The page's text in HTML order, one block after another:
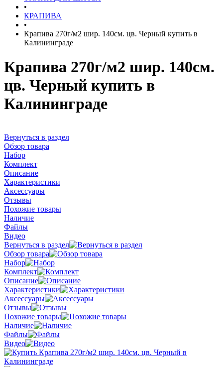
•
КРАПИВА
•
Крапива 270г/м2 шир. 140см. цв. Черный купить в
Калининграде
Крапива 270г/м2 шир. 140см.
цв. Черный купить в
Калининграде
Вернуться в раздел
Обзор товара
Набор
Комплект
Описание
Характеристики
Аксессуары
Отзывы
Похожие товары
Наличие
Файлы
Видео
Вернуться в раздел
Обзор товара
Набор
Комплект
Описание
Характеристики
Аксессуары
Отзывы
Похожие товары
Наличие
Файлы
Видео